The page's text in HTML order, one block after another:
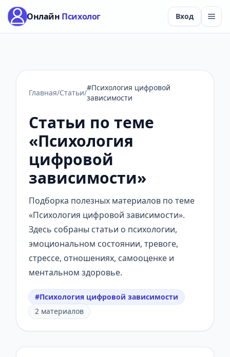
Онлайн Психолог Вход
Главная/Статьи/
#Психология цифровой
зависимости
Статьи по теме
«Психология
цифровой
зависимости»
Подборка полезных материалов по теме
«Психология цифровой зависимости».
Здесь собраны статьи о психологии,
эмоциональном состоянии, тревоге,
стрессе, отношениях, самооценке и
ментальном здоровье.
#Психология цифровой зависимости
2 материалов